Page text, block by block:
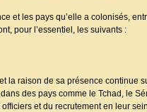
et les pays qu’elle a colonisés,
pour l’essentiel, les suivants :
la raison de sa présence continue
des pays comme le Tchad, le
et du recrutement en leur